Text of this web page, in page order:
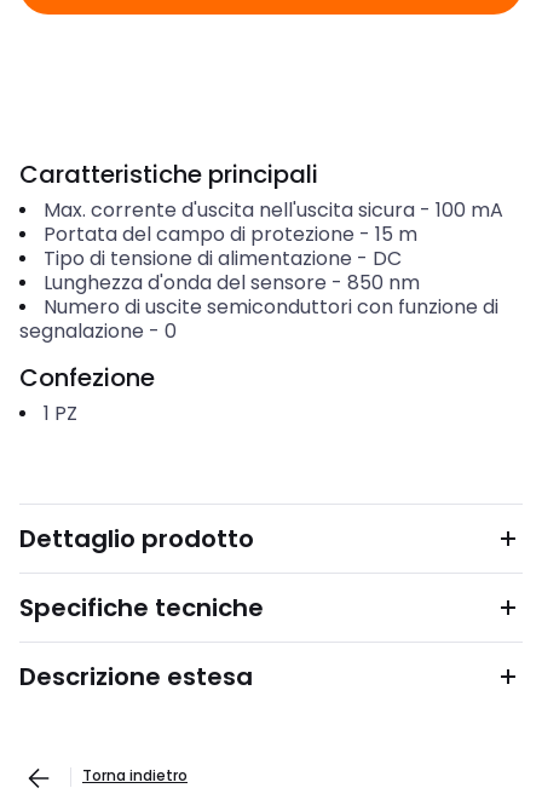
Caratteristiche principali
Max. corrente d'uscita nell'uscita sicura- 100 mA
Portata del campo di protezione - 15 m
Tipo di tensione di alimentazione - DC
Lunghezza d'onda del sensore - 850 nm
Numero di uscite semiconduttori con funzione di
segnalazione - 0
Confezione
1 PZ
Dettaglio prodotto
Specifiche tecniche
Descrizione estesa
Torna indietro